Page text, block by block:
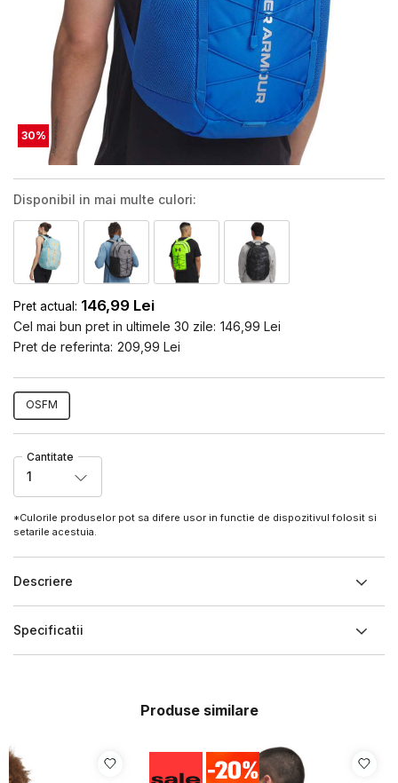
30%
Disponibil in mai multe culori:
Pret actual: 146,99 Lei
Cel mai bun pret in ultimele 30 zile: 146,99 Lei
Pret de referinta: 209,99 Lei
OSFM
Cantitate
1
*Culorile produselor pot sa difere usor in functie de dispozitivul folosit si
setarile acestuia.
Descriere
Specificatii
Produse similare